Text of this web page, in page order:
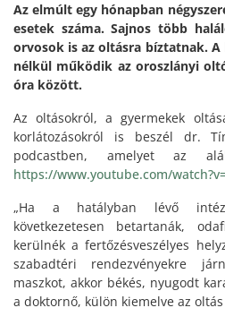
Az elmúlt egy hónapban
esetek száma. Sajnos több
orvosok is az oltásra bíztatnak. A
nélkül működik az oroszlányi
óra között.
Az oltásokról, a gyermekek
korlátozásokról is beszél dr.
podcastben, amelyet az
https://www.youtube.com/
„Ha a hatályban lévő
következetesen betartanák,
kerülnék a fertőzésveszélyes
szabadtéri rendezvényekre
maszkot, akkor békés, nyugodt
a doktornő, külön kiemelve az